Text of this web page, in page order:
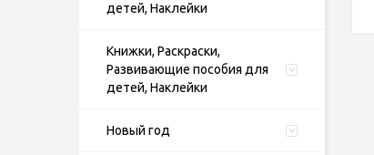
детей, Наклейки
Книжки, Раскраски,
Развивающие пособия для
детей, Наклейки
Новый год